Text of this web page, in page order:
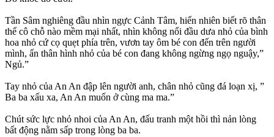
Tần Sâm nghiêng đầu nhìn ngực Cảnh Tâm, hiển nhiên biết rõ thân
thể cô chỗ nào mềm mại nhất, nhìn không nổi đầu dưa nhỏ của bình
hoa nhỏ cứ cọ quẹt phía trên, vươn tay ôm bé con đến trên người
mình, ấn thân hình nhỏ của bé con đang không ngừng ngọ nguậy,”
Ngủ.”
Tay nhỏ của An An đập lên người anh, chân nhỏ cũng đá loạn xị, ”
Ba ba xấu xa, An An muốn ở cùng ma ma.”
Chút sức lực nhỏ nhoi của An An, đấu tranh một hồi thì nản lòng
bất động nằm sấp trong lòng ba ba.